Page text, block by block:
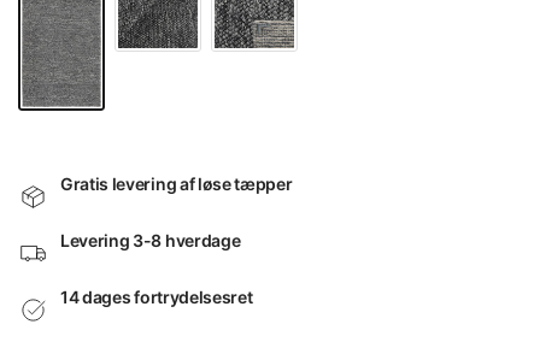
Gratis levering af løse tæpper
Levering 3-8 hverdage
14 dages fortrydelsesret